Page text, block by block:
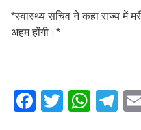
*स्वास्थ्य सचिव ने कहा राज्य में
अहम होंगी।*
F
T
W
T